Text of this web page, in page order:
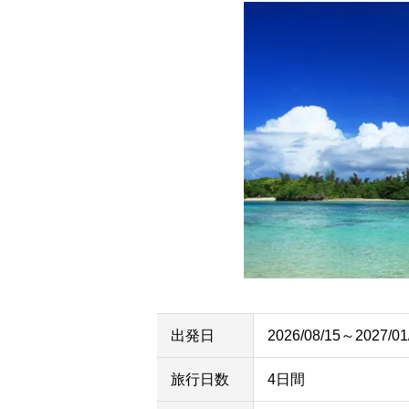
出発日 2026/08/15～2027/
旅行日数 4日間